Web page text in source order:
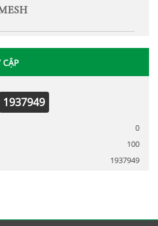
CẬP
1937949
0
100
1937949